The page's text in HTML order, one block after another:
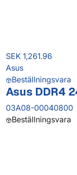
SEK 1,261.96
Asus
Beställningsvara
Asus DDR4
03A08-00040800
Beställningsvara